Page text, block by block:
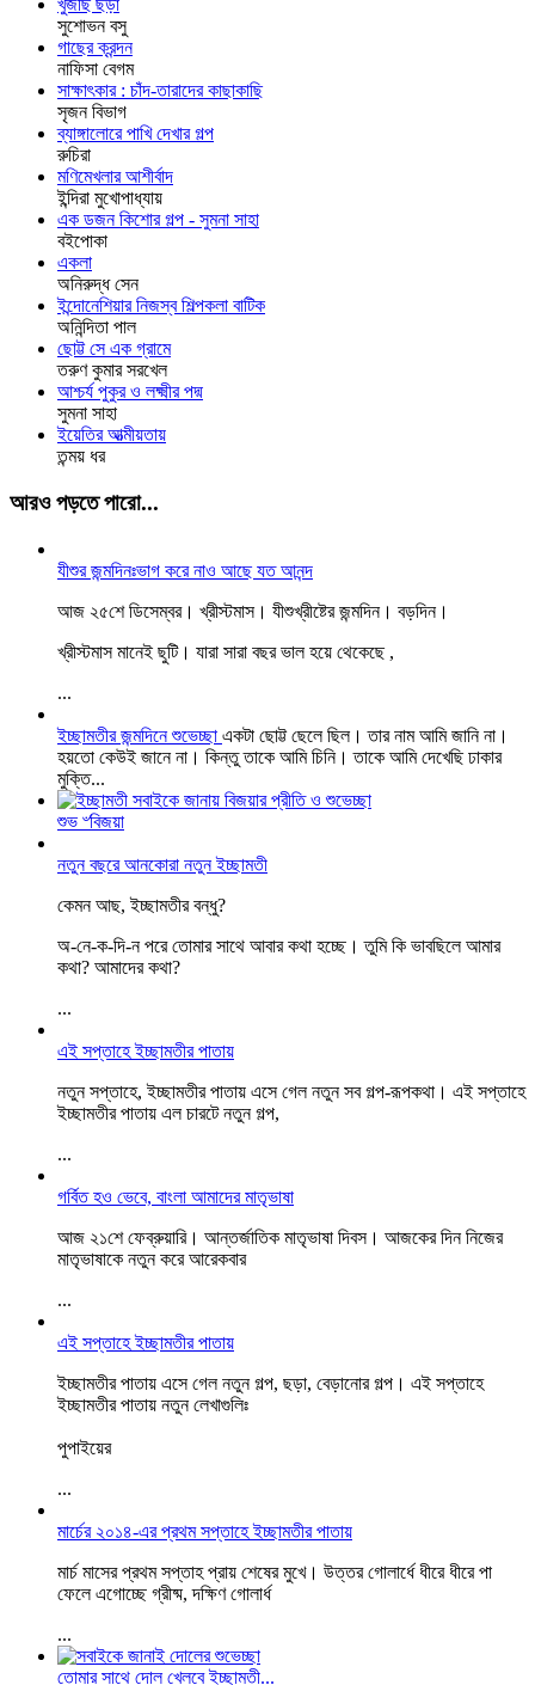
খুঁজছি ছড়া
সুশোভন বসু
গাছের ক্রন্দন
নাফিসা বেগম
সাক্ষাৎকার : চাঁদ-তারাদের কাছাকাছি
সৃজন বিভাগ
ব্যাঙ্গালোরে পাখি দেখার গল্প
রুচিরা
মণিমেখলার আশীর্বাদ
ইন্দিরা মুখোপাধ্যায়
এক ডজন কিশোর গল্প - সুমনা সাহা
বইপোকা
একলা
অনিরুদ্ধ সেন
ইন্দোনেশিয়ার নিজস্ব শিল্পকলা বাটিক
অনিন্দিতা পাল
ছোট্ট সে এক গ্রামে
তরুণ কুমার সরখেল
আশ্চর্য পুকুর ও লক্ষ্মীর পদ্ম
সুমনা সাহা
ইয়েতির আত্মীয়তায়
তন্ময় ধর
আরও পড়তে পারো...
যীশুর জন্মদিনঃভাগ করে নাও আছে যত আনন্দ
আজ ২৫শে ডিসেম্বর। খ্রীস্টমাস। যীশুখ্রীষ্টের জন্মদিন। বড়দিন।
খ্রীস্টমাস মানেই ছুটি। যারা সারা বছর ভাল হয়ে থেকেছে ,
...
ইচ্ছামতীর জন্মদিনে শুভেচ্ছা একটা ছোট্ট ছেলে ছিল। তার নাম আমি জানি না।
হয়তো কেউই জানে না। কিন্তু তাকে আমি চিনি। তাকে আমি দেখেছি ঢাকার
মুক্তি...
শুভ ৺বিজয়া
নতুন বছরে আনকোরা নতুন ইচ্ছামতী
কেমন আছ, ইচ্ছামতীর বন্ধু?
অ-নে-ক-দি-ন পরে তোমার সাথে আবার কথা হচ্ছে। তুমি কি ভাবছিলে আমার
কথা? আমাদের কথা?
...
এই সপ্তাহে ইচ্ছামতীর পাতায়
নতুন সপ্তাহে, ইচ্ছামতীর পাতায় এসে গেল নতুন সব গল্প-রূপকথা। এই সপ্তাহে
ইচ্ছামতীর পাতায় এল চারটে নতুন গল্প,
...
গর্বিত হও ভেবে, বাংলা আমাদের মাতৃভাষা
আজ ২১শে ফেব্রুয়ারি। আন্তর্জাতিক মাতৃভাষা দিবস। আজকের দিন নিজের
মাতৃভাষাকে নতুন করে আরেকবার
...
এই সপ্তাহে ইচ্ছামতীর পাতায়
ইচ্ছামতীর পাতায় এসে গেল নতুন গল্প, ছড়া, বেড়ানোর গল্প। এই সপ্তাহে
ইচ্ছামতীর পাতায় নতুন লেখাগুলিঃ
পুপাইয়ের
...
মার্চের ২০১৪-এর প্রথম সপ্তাহে ইচ্ছামতীর পাতায়
মার্চ মাসের প্রথম সপ্তাহ প্রায় শেষের মুখে। উত্তর গোলার্ধে ধীরে ধীরে পা
ফেলে এগোচ্ছে গ্রীষ্ম, দক্ষিণ গোলার্ধ
...
তোমার সাথে দোল খেলবে ইচ্ছামতী...